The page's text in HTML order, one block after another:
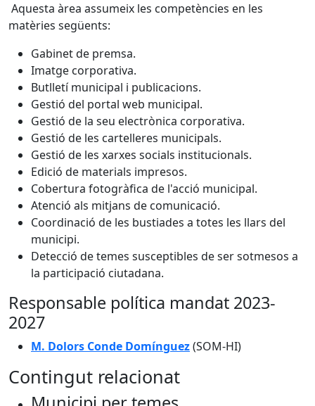
Aquesta àrea assumeix les competències en les
matèries següents:
Gabinet de premsa.
Imatge corporativa.
Butlletí municipal i publicacions.
Gestió del portal web municipal.
Gestió de la seu electrònica corporativa.
Gestió de les cartelleres municipals.
Gestió de les xarxes socials institucionals.
Edició de materials impresos.
Cobertura fotogràfica de l'acció municipal.
Atenció als mitjans de comunicació.
Coordinació de les bustiades a totes les llars del
municipi.
Detecció de temes susceptibles de ser sotmesos a
la participació ciutadana.
Responsable política mandat 2023-
2027
M. Dolors Conde Domínguez(SOM-HI)
Contingut relacionat